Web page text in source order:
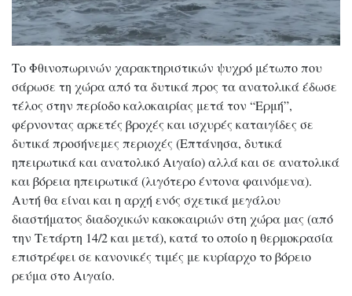
Το Φθινοπωρινών χαρακτηριστικών ψυχρό μέτωπο που
σάρωσε τη χώρα από τα δυτικά προς τα ανατολικά έδωσε
τέλος στην περίοδο καλοκαιρίας μετά τον “Ερμή”,
φέρνοντας αρκετές βροχές και ισχυρές καταιγίδες σε
δυτικά προσήνεμες περιοχές (Επτάνησα, δυτικά
ηπειρωτικά και ανατολικό Αιγαίο) αλλά και σε ανατολικά
και βόρεια ηπειρωτικά (λιγότερο έντονα φαινόμενα).
Αυτή θα είναι και η αρχή ενός σχετικά μεγάλου
διαστήματος διαδοχικών κακοκαιριών στη χώρα μας (από
την Τετάρτη 14/2 και μετά), κατά το οποίο η θερμοκρασία
επιστρέφει σε κανονικές τιμές με κυρίαρχο το βόρειο
ρεύμα στο Αιγαίο.